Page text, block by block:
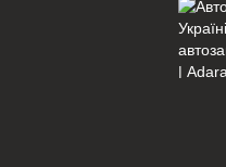
Оберіть мережу для переходу